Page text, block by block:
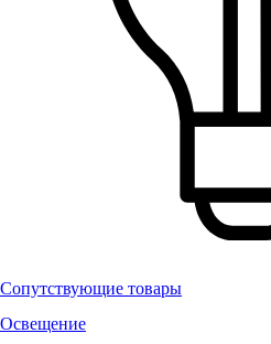
Сопутствующие товары
Освещение